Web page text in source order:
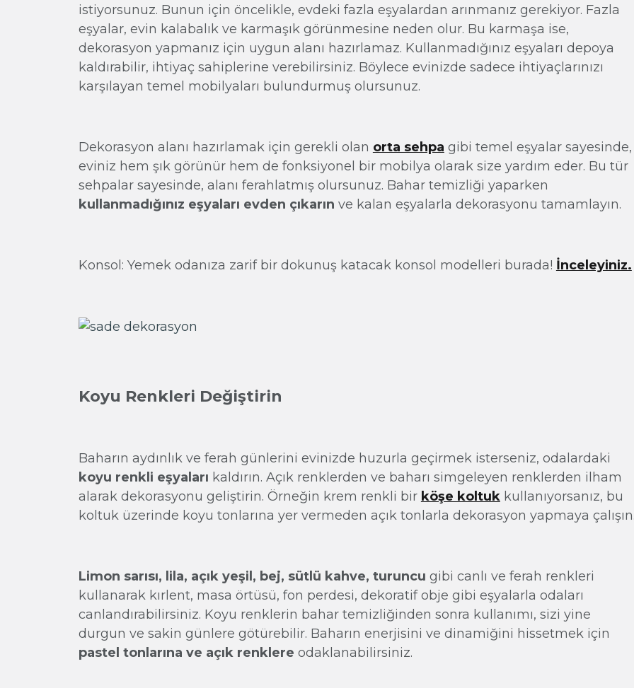
istiyorsunuz. Bunun için öncelikle, evdeki fazla eşyalardan arınmanız gerekiyor. Fazla
eşyalar, evin kalabalık ve karmaşık görünmesine neden olur. Bu karmaşa ise,
dekorasyon yapmanız için uygun alanı hazırlamaz. Kullanmadığınız eşyaları depoya
kaldırabilir, ihtiyaç sahiplerine verebilirsiniz. Böylece evinizde sadece ihtiyaçlarınızı
karşılayan temel mobilyaları bulundurmuş olursunuz.
Dekorasyon alanı hazırlamak için gerekli olan orta sehpa gibi temel eşyalar sayesinde,
eviniz hem şık görünür hem de fonksiyonel bir mobilya olarak size yardım eder. Bu tür
sehpalar sayesinde, alanı ferahlatmış olursunuz. Bahar temizliği yaparken
kullanmadığınız eşyaları evden çıkarın ve kalan eşyalarla dekorasyonu tamamlayın.
Konsol: Yemek odanıza zarif bir dokunuş katacak konsol modelleri burada! İnceleyiniz.
Koyu Renkleri Değiştirin
Baharın aydınlık ve ferah günlerini evinizde huzurla geçirmek isterseniz, odalardaki
koyu renkli eşyaları kaldırın. Açık renklerden ve baharı simgeleyen renklerden ilham
alarak dekorasyonu geliştirin. Örneğin krem renkli bir köşe koltuk kullanıyorsanız, bu
koltuk üzerinde koyu tonlarına yer vermeden açık tonlarla dekorasyon yapmaya
Limon sarısı, lila, açık yeşil, bej, sütlü kahve, turuncu gibi canlı ve ferah renkleri
kullanarak kırlent, masa örtüsü, fon perdesi, dekoratif obje gibi eşyalarla odaları
canlandırabilirsiniz. Koyu renklerin bahar temizliğinden sonra kullanımı, sizi yine
durgun ve sakin günlere götürebilir. Baharın enerjisini ve dinamiğini hissetmek için
pastel tonlarına ve açık renklere odaklanabilirsiniz.